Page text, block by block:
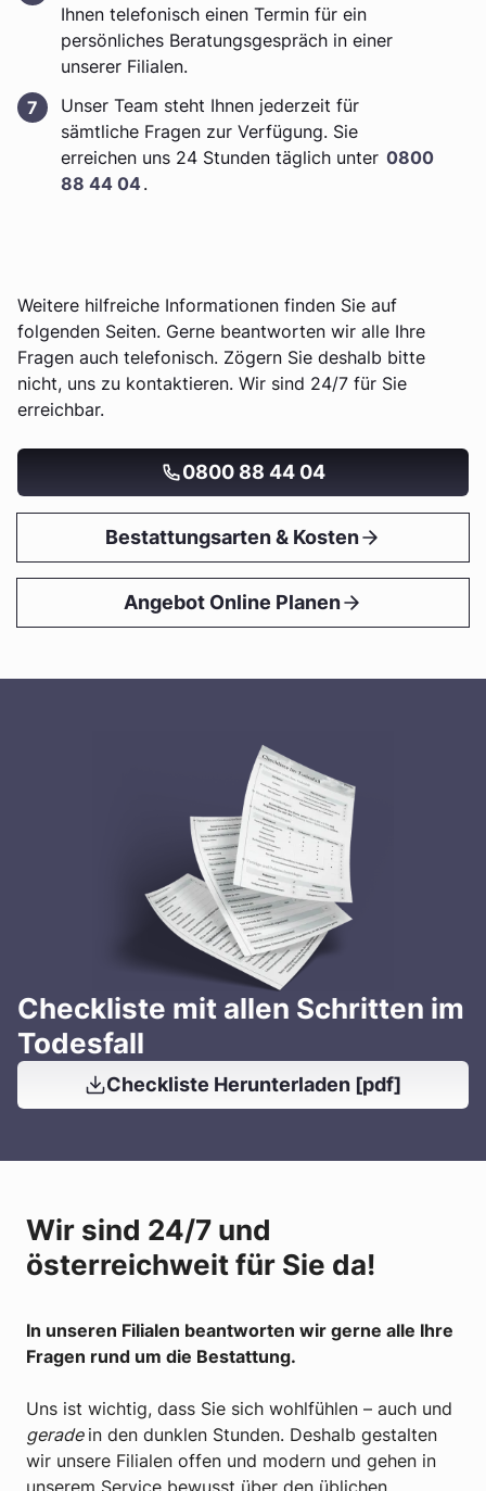
Ihnen telefonisch einen Termin für ein
persönliches Beratungsgespräch in einer
unserer Filialen.
Unser Team steht Ihnen jederzeit für
sämtliche Fragen zur Verfügung. Sie
erreichen uns 24 Stunden täglich unter 0800
88 44 04.
Weitere hilfreiche Informationen finden Sie auf
folgenden Seiten. Gerne beantworten wir alle Ihre
Fragen auch telefonisch. Zögern Sie deshalb bitte
nicht, uns zu kontaktieren. Wir sind 24/7 für Sie
erreichbar.
0800 88 44 04
Bestattungsarten & Kosten
Angebot Online Planen
Checkliste mit allen Schritten im
Todesfall
Checkliste Herunterladen [pdf]
Wir sind 24/7 und
österreichweit für Sie da!
In unseren Filialen beantworten wir gerne alle Ihre
Fragen rund um die Bestattung.
Uns ist wichtig, dass Sie sich wohlfühlen – auch und
gerade in den dunklen Stunden. Deshalb gestalten
wir unsere Filialen offen und modern und gehen in
unserem Service bewusst über den üblichen